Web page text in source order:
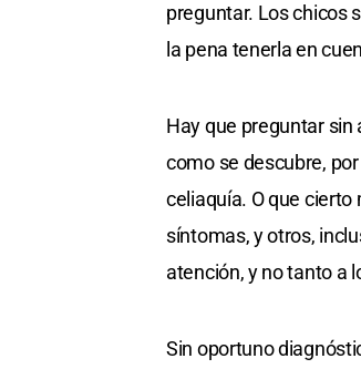
preguntar. Los chicos
la pena tenerla en
Hay que preguntar sin
como se descubre,
celiaquía. O que
síntomas, y otros,
atención, y no tanto a
Sin oportuno